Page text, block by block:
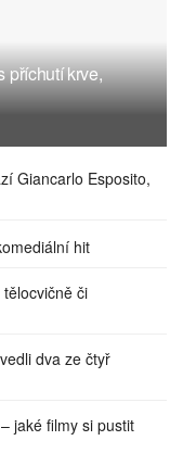
příchutí krve,
Giancarlo Esposito,
hit
či
dva ze čtyř
jaké filmy si pustit